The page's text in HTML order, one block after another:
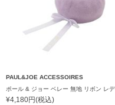
PAUL&JOE ACCESSOIRES
¥4,180円(税込)